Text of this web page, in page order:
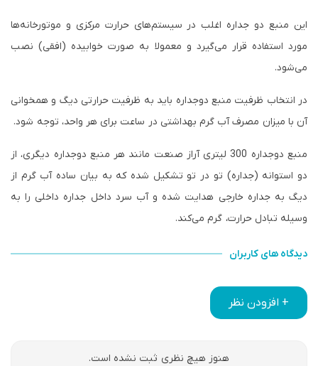
این منبع دو جداره اغلب در سیستم‌های حرارت مرکزی و موتورخانه‌ها
مورد استفاده قرار می‌گیرد و معمولا به صورت خوابیده (افقی) نصب
می‌شود.
در انتخاب ظرفیت منبع دوجداره باید به ظرفیت حرارتی دیگ و همخوانی
آن با میزان مصرف آب گرم بهداشتی در ساعت برای هر واحد، توجه شود.
منبع دوجداره 300 لیتری آراز صنعت مانند هر منبع دوجداره دیگری، از
دو استوانه (جداره) تو در تو تشکیل شده که به بیان ساده آب گرم از
دیگ به جداره خارجی هدایت شده و آب سرد داخل جداره داخلی را به
وسیله تبادل حرارت، گرم می‌کند.
دیدگاه های کاربران
+ افزودن نظر
هنوز هیچ نظری ثبت نشده است.